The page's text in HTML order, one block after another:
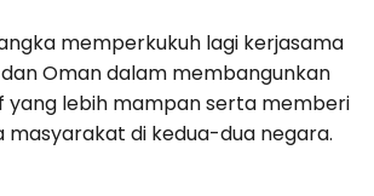
memperkukuh lagi kerjasama
Oman dalam membangunkan
yang lebih mampan serta memberi
di kedua-dua negara.